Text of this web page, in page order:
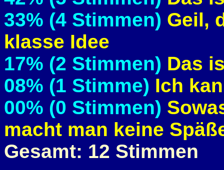
33% (4 Stimmen) Geil,
klasse Idee
17% (2 Stimmen) Das
08% (1 Stimme) Ich
00% (0 Stimmen)
macht man keine
Gesamt: 12 Stimmen